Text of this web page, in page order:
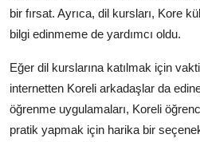
bir fırsat. Ayrıca, dil kursları, Kore
bilgi edinmeme de yardımcı oldu.
Eğer dil kurslarına katılmak için
internetten Koreli arkadaşlar da
öğrenme uygulamaları, Koreli
pratik yapmak için harika bir